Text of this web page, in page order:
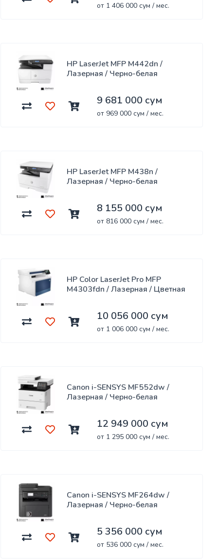
от 1 406 000 сум / мес.
HP LaserJet MFP M442dn /
Лазерная / Черно-белая
9 681 000 сум
от 969 000 сум / мес.
HP LaserJet MFP M438n /
Лазерная / Черно-белая
8 155 000 сум
от 816 000 сум / мес.
HP Color LaserJet Pro MFP
M4303fdn / Лазерная / Цветная
10 056 000 сум
от 1 006 000 сум / мес.
Canon i-SENSYS MF552dw /
Лазерная / Черно-белая
12 949 000 сум
от 1 295 000 сум / мес.
Canon i-SENSYS MF264dw /
Лазерная / Черно-белая
5 356 000 сум
от 536 000 сум / мес.